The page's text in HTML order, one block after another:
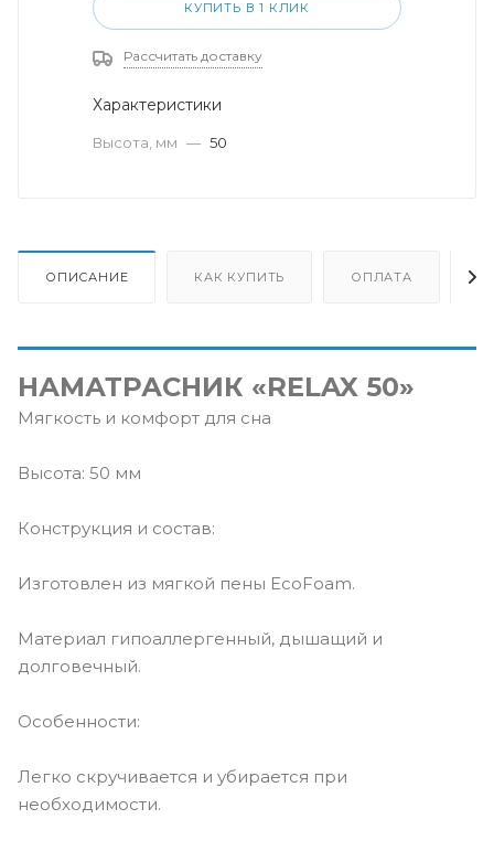
КУПИТЬ В 1 КЛИК
Рассчитать доставку
Характеристики
Высота, мм — 50
ОПИСАНИЕ КАК КУПИТЬ ОПЛАТА
НАМАТРАСНИК «RELAX 50»
Мягкость и комфорт для сна
Высота: 50 мм
Конструкция и состав:
Изготовлен из мягкой пены EcoFoam.
Материал гипоаллергенный, дышащий и
долговечный.
Особенности:
Легко скручивается и убирается при
необходимости.